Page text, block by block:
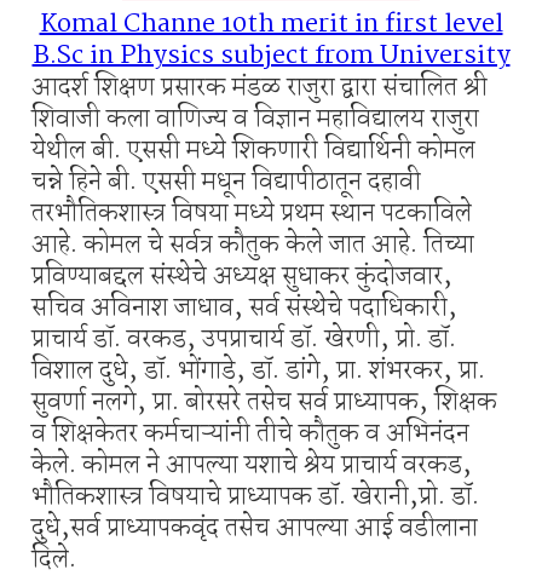
Komal Channe 10th merit in first level
B.Sc in Physics subject from University
आदर्श शिक्षण प्रसारक मंडळ राजुरा द्वारा संचालित श्री
शिवाजी कला वाणिज्य व विज्ञान महाविद्यालय राजुरा
येथील बी. एससी मध्ये शिकणारी विद्यार्थिनी कोमल
चन्ने हिने बी. एससी मधून विद्यापीठातून दहावी
तरभौतिकशास्त्र विषया मध्ये प्रथम स्थान पटकाविले
आहे. कोमल चे सर्वत्र कौतुक केले जात आहे. तिच्या
प्रविण्याबद्दल संस्थेचे अध्यक्ष सुधाकर कुंदोजवार,
सचिव अविनाश जाधाव, सर्व संस्थेचे पदाधिकारी,
प्राचार्य डॉ. वरकड, उपप्राचार्य डॉ. खेरणी, प्रो. डॉ.
विशाल दुधे, डॉ. भोंगाडे, डॉ. डांगे, प्रा. शंभरकर, प्रा.
सुवर्णा नलगे, प्रा. बोरसरे तसेच सर्व प्राध्यापक, शिक्षक
व शिक्षकेतर कर्मचाऱ्यांनी तीचे कौतुक व अभिनंदन
केले. कोमल ने आपल्या यशाचे श्रेय प्राचार्य वरकड,
भौतिकशास्त्र विषयाचे प्राध्यापक डॉ. खेरानी,प्रो. डॉ.
दुधे,सर्व प्राध्यापकवृंद तसेच आपल्या आई वडीलाना
दिले.